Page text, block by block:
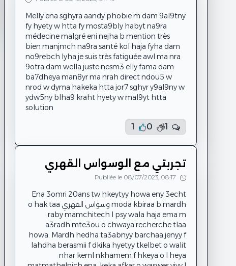
Melly ena sghyra aandy phobie m dam 9al9tny
fy hyety w htta fy mosta9bly habyt na9ra
médecine malgré eni nejha b mention très
bien manjmch na9ra santé kol haja fyha dam
no9rebch lyha je suis très fatiguée awl ma nra
9otra dam wella juste nesm3 elly fama dam
ba7dheya man8yr ma nrah direct ndou5 w
nrod w dyma hakeka htta jor7 sghyr y9al9ny w
ydw5ny blha9 kraht hyety w mal9yt htta
solution
1 0 1
تجربتي مع الوسواس القهري
Publiée le 08/07/2023, 08:17
Ena 3omri 20ans tw hkeytyy howa eny 3echt
moda kbiraa b mardh وسواس القهري o hak taa
raby mamchitech l psy wala haja ema m
a3radh mte3ou o chwaya recherche tlaa
howa. Mardh hedha ta3abnyy barchaa jenyy f
lahdha berasmii f dkika hyetyy tkelbet o walit
nhar keml nkhamem f hkeya o l heya